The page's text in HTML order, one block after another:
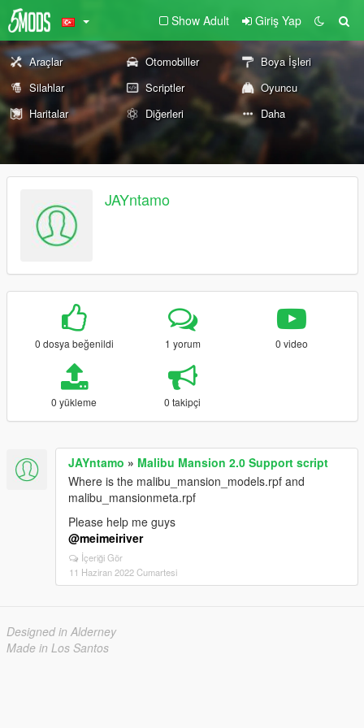
Show Adult Giriş Yap
Araçlar Otomobiller
Boya İşleri
Silahlar
Scriptler
Oyuncu
Haritalar
Diğerleri Daha
JAYntamo
0 dosya beğenildi 1 yorum 0 video
0 yükleme 0 takipçi
JAYntamo » Malibu Mansion 2.0 Support script
Where is the malibu_mansion_models.rpf and
malibu_mansionmeta.rpf
Please help me guys
@meimeiriver
İçeriği Gör
11 Haziran 2022 Cumartesi
Designed in Alderney
Made in Los Santos